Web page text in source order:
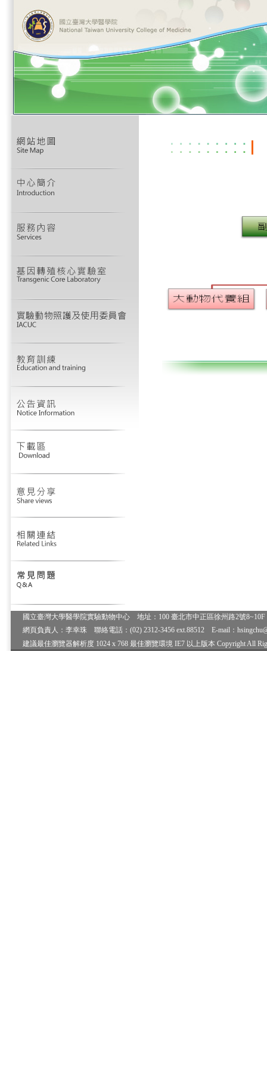
國立臺灣大學醫學院實驗動物中心 地址：100 臺北市中正區徐州路2號
網頁負責人：李幸珠 聯絡電話：(02) 2312-3456 ext.88512 E-mail：
建議最佳瀏覽器解析度 1024 x 768 最佳瀏覽環境 IE7 以上版本 Copyright All